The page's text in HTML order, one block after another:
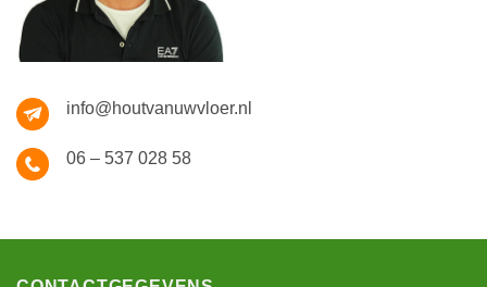
info@houtvanuwvloer.nl
06 – 537 028 58